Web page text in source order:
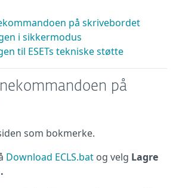
på skrivebordet
i sikkermodus
til ESETs tekniske støtte
på
som bokmerke.
Download ECLS.bat og velg Lagre